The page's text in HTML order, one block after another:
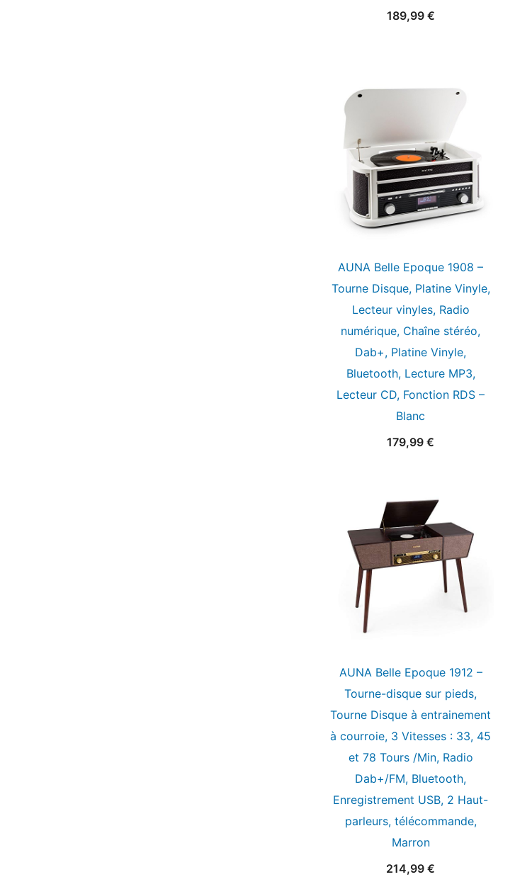
189,99 €
AUNA Belle Epoque 1908 –
Tourne Disque, Platine Vinyle,
Lecteur vinyles, Radio
numérique, Chaîne stéréo,
Dab+, Platine Vinyle,
Bluetooth, Lecture MP3,
Lecteur CD, Fonction RDS –
Blanc
179,99 €
AUNA Belle Epoque 1912 –
Tourne-disque sur pieds,
Tourne Disque à entrainement
à courroie, 3 Vitesses : 33, 45
et 78 Tours /Min, Radio
Dab+/FM, Bluetooth,
Enregistrement USB, 2 Haut-
parleurs, télécommande,
Marron
214,99 €